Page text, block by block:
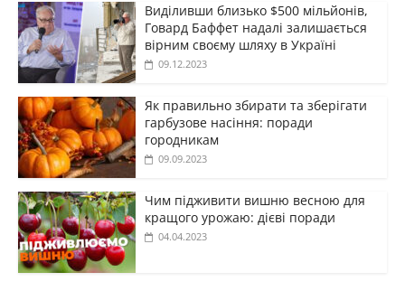
Виділивши близько $500 мільйонів,
Говард Баффет надалі залишається
вірним своєму шляху в Україні
09.12.2023
Як правильно збирати та зберігати
гарбузове насіння: поради
городникам
09.09.2023
Чим підживити вишню весною для
кращого урожаю: дієві поради
04.04.2023